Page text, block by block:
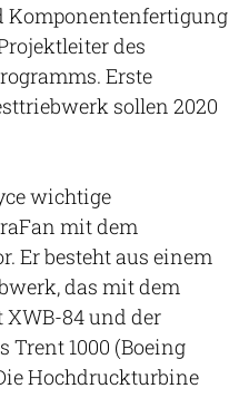
Komponentenfertigung
des
Erste
sollen 2020
wichtige
mit dem
Er besteht aus einem
das mit dem
XWB-84 und der
1000 (Boeing
Hochdruckturbine